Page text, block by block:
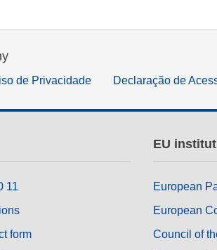
de Privacidade Declaração de
11
form
EU
European
European
Council of